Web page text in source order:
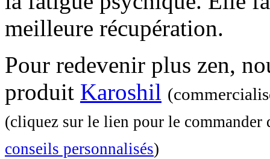
meilleure récupération.
Pour redevenir plus zen,
produit Karoshil
(cliquez sur le lien pour le commander
conseils personnalisés)